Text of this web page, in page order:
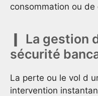
consommation ou
La gestion
sécurité
La perte ou le vol d
intervention